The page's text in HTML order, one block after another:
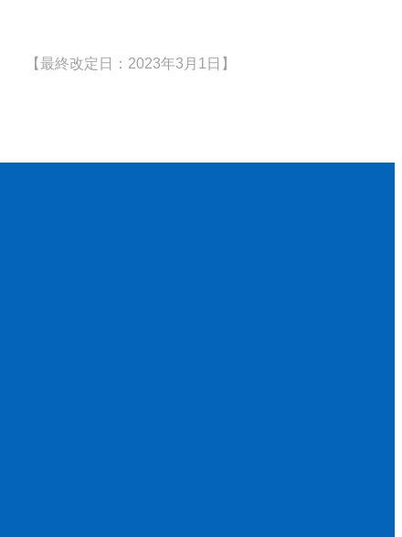
【最終改定日：2023年3月1日】